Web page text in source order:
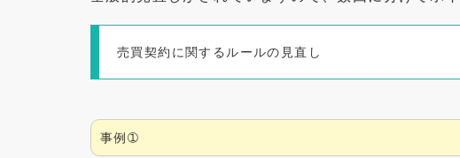
売買契約に関するルールの見直し
事例➀